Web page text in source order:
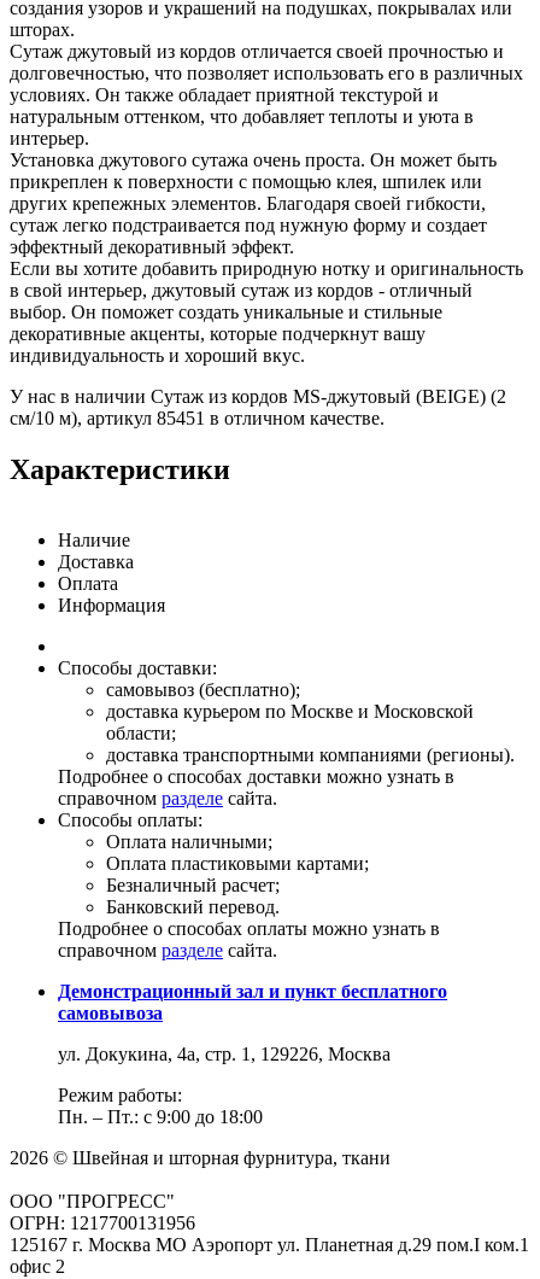
создания узоров и украшений на подушках, покрывалах или
шторах.
Сутаж джутовый из кордов отличается своей прочностью и
долговечностью, что позволяет использовать его в различных
условиях. Он также обладает приятной текстурой и
натуральным оттенком, что добавляет теплоты и уюта в
интерьер.
Установка джутового сутажа очень проста. Он может быть
прикреплен к поверхности с помощью клея, шпилек или
других крепежных элементов. Благодаря своей гибкости,
сутаж легко подстраивается под нужную форму и создает
эффектный декоративный эффект.
Если вы хотите добавить природную нотку и оригинальность
в свой интерьер, джутовый сутаж из кордов - отличный
выбор. Он поможет создать уникальные и стильные
декоративные акценты, которые подчеркнут вашу
индивидуальность и хороший вкус.
У нас в наличии Сутаж из кордов MS-джутовый (BEIGE) (2
см/10 м), артикул 85451 в отличном качестве.
Характеристики
Наличие
Доставка
Оплата
Информация
Способы доставки:
самовывоз (бесплатно);
доставка курьером по Москве и Московской
области;
доставка транспортными компаниями (регионы).
Подробнее о способах доставки можно узнать в
справочном разделе сайта.
Способы оплаты:
Оплата наличными;
Оплата пластиковыми картами;
Безналичный расчет;
Банковский перевод.
Подробнее о способах оплаты можно узнать в
справочном разделе сайта.
Демонстрационный зал и пункт бесплатного
самовывоза
ул. Докукина, 4а, стр. 1, 129226, Москва
Режим работы:
Пн. – Пт.: с 9:00 до 18:00
2026 © Швейная и шторная фурнитура, ткани
ООО "ПРОГРЕСС"
ОГРН: 1217700131956
125167 г. Москва МО Аэропорт ул. Планетная д.29 пом.I ком.1
офис 2